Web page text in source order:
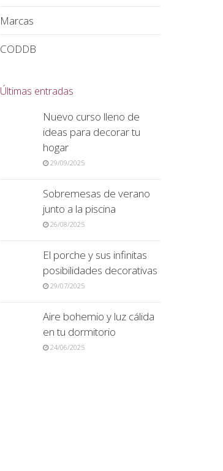
Marcas
CODDB
Últimas entradas
Nuevo curso lleno de
ideas para decorar tu
hogar
29/09/2025
Sobremesas de verano
junto a la piscina
26/08/2025
El porche y sus infinitas
posibilidades decorativas
29/07/2025
Aire bohemio y luz cálida
en tu dormitorio
24/06/2025